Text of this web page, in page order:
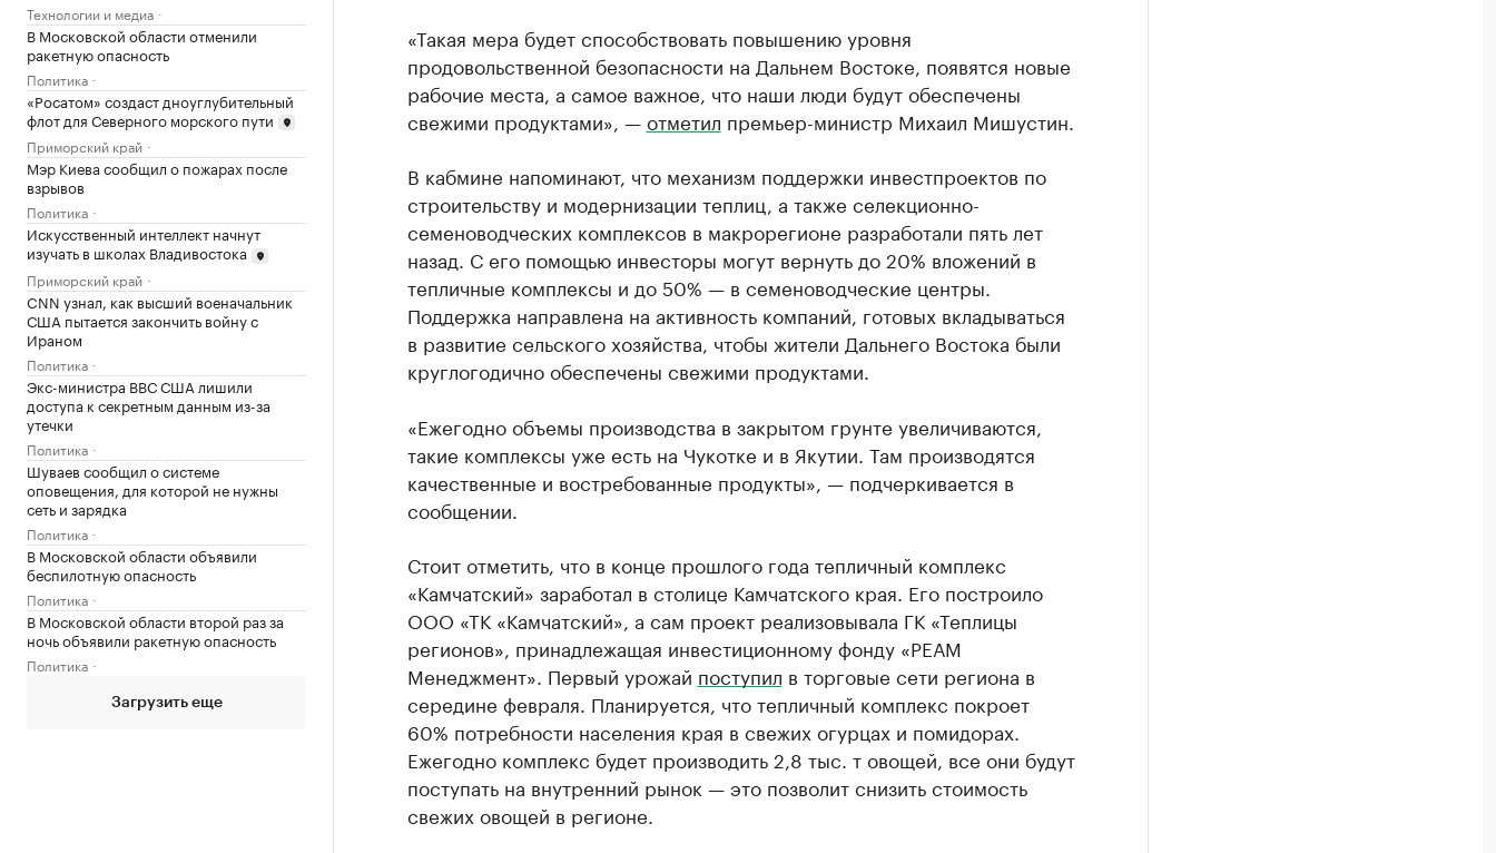
Технологии и медиа
В Московской области отменили
ракетную опасность
Политика
«Росатом» создаст дноуглубительный
флот для Северного морского пути
Приморский край
Мэр Киева сообщил о пожарах после
взрывов
Политика
Искусственный интеллект начнут
изучать в школах Владивостока
Приморский край
CNN узнал, как высший военачальник
США пытается закончить войну с
Ираном
Политика
Экс-министра ВВС США лишили
доступа к секретным данным из-за
утечки
Политика
Шуваев сообщил о системе
оповещения, для которой не нужны
сеть и зарядка
Политика
В Московской области объявили
беспилотную опасность
Политика
В Московской области второй раз за
ночь объявили ракетную опасность
Политика
Загрузить еще
«Такая мера будет способствовать повышению уровня
продовольственной безопасности на Дальнем Востоке, появятся новые
рабочие места, а самое важное, что наши люди будут обеспечены
свежими продуктами», —отметил премьер-министр Михаил Мишустин.
В кабмине напоминают, что механизм поддержки инвестпроектов по
строительству и модернизации теплиц, а также селекционно-
семеноводческих комплексов в макрорегионе разработали пять лет
назад. С его помощью инвесторы могут вернуть до 20% вложений в
тепличные комплексы и до 50% — в семеноводческие центры.
Поддержка направлена на активность компаний, готовых вкладываться
в развитие сельского хозяйства, чтобы жители Дальнего Востока были
круглогодично обеспечены свежими продуктами.
«Ежегодно объемы производства в закрытом грунте увеличиваются,
такие комплексы уже есть на Чукотке и в Якутии. Там производятся
качественные и востребованные продукты», — подчеркивается в
сообщении.
Стоит отметить, что в конце прошлого года тепличный комплекс
«Камчатский» заработал в столице Камчатского края. Его построило
ООО «ТК «Камчатский», а сам проект реализовывала ГК «Теплицы
регионов», принадлежащая инвестиционному фонду «РЕАМ
Менеджмент». Первый урожай поступил в торговые сети региона в
середине февраля. Планируется, что тепличный комплекс покроет
60% потребности населения края в свежих огурцах и помидорах.
Ежегодно комплекс будет производить 2,8 тыс. т овощей, все они будут
поступать на внутренний рынок — это позволит снизить стоимость
свежих овощей в регионе.